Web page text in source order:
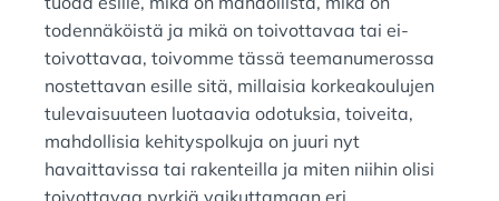
todennäköistä ja mikä on toivottavaa tai ei-
toivottavaa, toivomme tässä teemanumerossa
nostettavan esille sitä, millaisia korkeakoulujen
tulevaisuuteen luotaavia odotuksia, toiveita,
mahdollisia kehityspolkuja on juuri nyt
havaittavissa tai rakenteilla ja miten niihin olisi
toivottavaa pyrkiä vaikuttamaan eri